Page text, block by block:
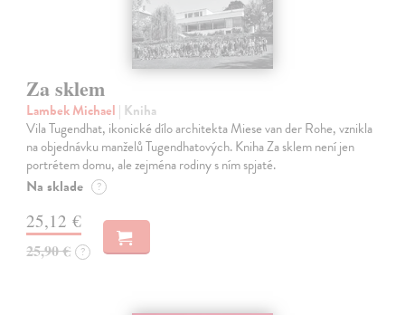
Za sklem
Lambek Michael | Kniha
Vila Tugendhat, ikonické dílo architekta Miese van der Rohe, vznikla
na objednávku manželů Tugendhatových. Kniha Za sklem není jen
portrétem domu, ale zejména rodiny s ním spjaté.
Na sklade ?
25,12 €
25,90 € ?